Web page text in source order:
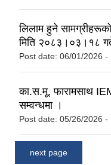
लिलाम हुने
मिति २०८३।०३।१८
Post date: 06/01/2026 -
का.स.मू. फारामसाथ
सम्वन्धमा ।
Post date: 05/26/2026 -
next page